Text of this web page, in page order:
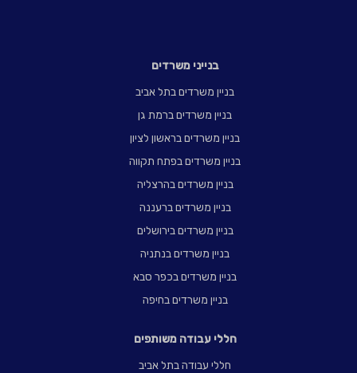
בנייני משרדים
בניין משרדים בתל אביב
בניין משרדים ברמת גן
בניין משרדים בראשון לציון
בניין משרדים בפתח תקווה
בניין משרדים בהרצליה
בניין משרדים ברעננה
בניין משרדים בירושלים
בניין משרדים בנתניה
בניין משרדים בכפר סבא
בניין משרדים בחיפה
חללי עבודה משותפים
חללי עבודה בתל אביב